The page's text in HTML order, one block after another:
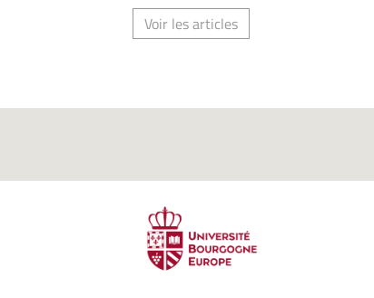
Voir les articles